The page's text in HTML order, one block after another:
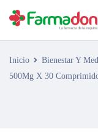
Inicio Bienestar Y
500Mg X 30